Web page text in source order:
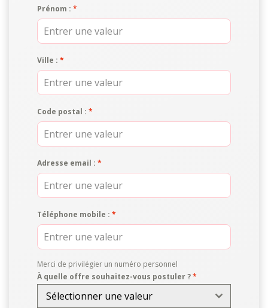
Prénom : *
Ville : *
Code postal : *
Adresse email : *
Téléphone mobile : *
Merci de privilégier un numéro personnel
À quelle offre souhaitez-vous postuler ?*
Sélectionner une valeur